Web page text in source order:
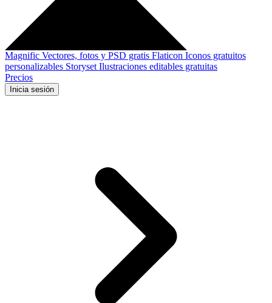
Magnific Vectores, fotos y PSD gratis Flaticon Iconos gratuitos
personalizables Storyset Ilustraciones editables gratuitas
Precios
Inicia sesión